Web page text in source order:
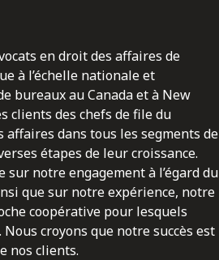
en droit des affaires de
à l’échelle nationale et
bureaux au Canada et à New
clients des chefs de file du
affaires dans tous les segments de
étapes de leur croissance.
notre engagement à l’égard du
que sur notre expérience, notre
coopérative pour lesquels
croyons que notre succès est
nos clients.